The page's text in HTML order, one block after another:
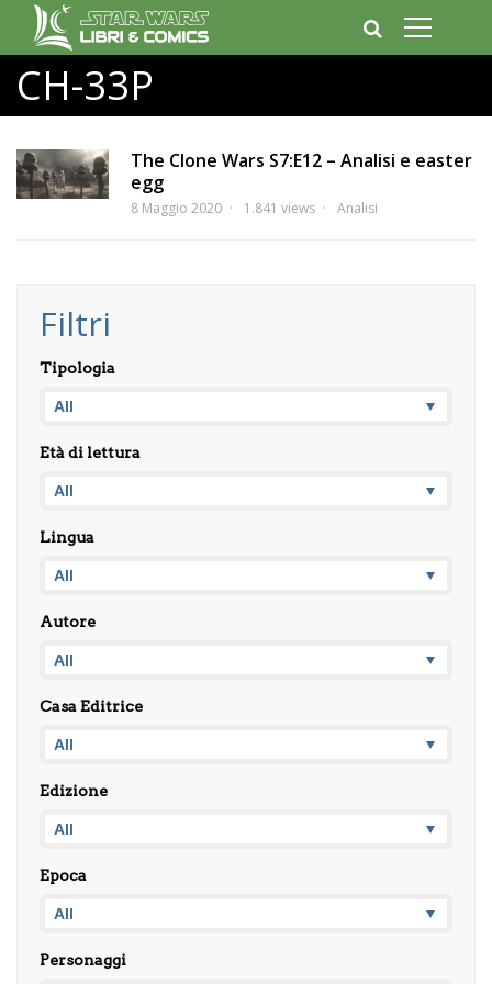
CH-33P
The Clone Wars S7:E12 – Analisi e easter
egg
8 Maggio 2020 1.841 views Analisi
Filtri
Tipologia
Età di lettura
Lingua
Autore
Casa Editrice
Edizione
Epoca
Personaggi